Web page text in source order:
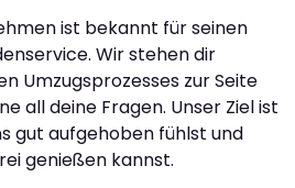
ist bekannt für seinen
Wir stehen dir
Umzugsprozesses zur Seite
all deine Fragen. Unser Ziel ist
gut aufgehoben fühlst und
genießen kannst.